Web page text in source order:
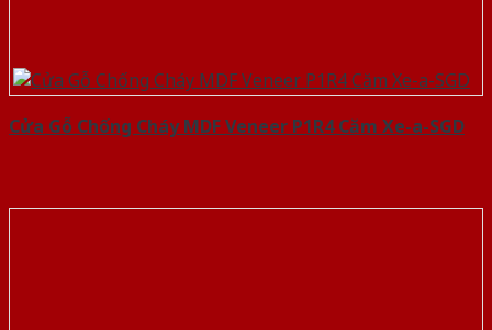
Cửa Gỗ Chống Cháy MDF Veneer P1R4 Căm Xe-a-SGD